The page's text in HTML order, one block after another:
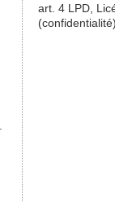
art. 4 LPD,